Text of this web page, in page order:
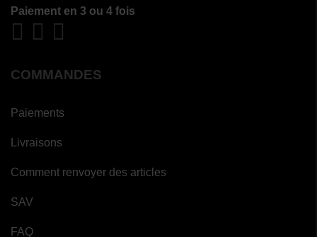
Paiement en 3 ou 4 fois
COMMANDES
Paiements
Livraisons
Comment renvoyer des articles
SAV
FAQ